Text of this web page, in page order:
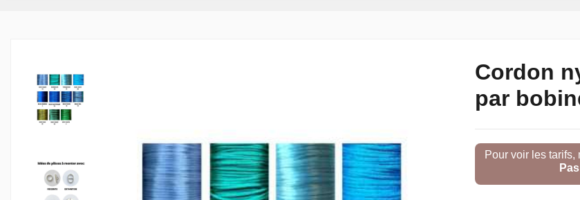
Cordon
par
Pour voir les